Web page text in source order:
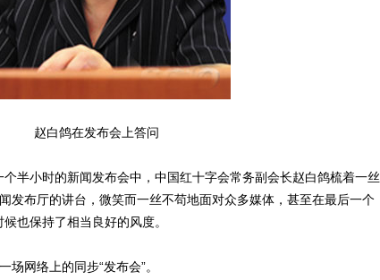
赵白鸽在发布会上答问
小时的新闻发布会中，中国红十字会常务副会长赵白鸽梳着一丝
发布厅的讲台，微笑而一丝不苟地面对众多媒体，甚至在最后一个
也保持了相当良好的风度。
网络上的同步“发布会”。